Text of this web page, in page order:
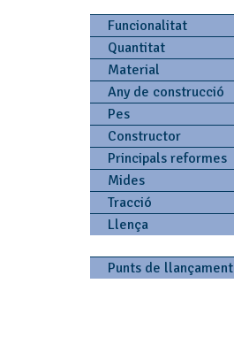
Funcionalitat
Quantitat
Material
Any de construcció
Pes
Constructor
Principals reformes
Mides
Tracció
Llença
Punts de llançament